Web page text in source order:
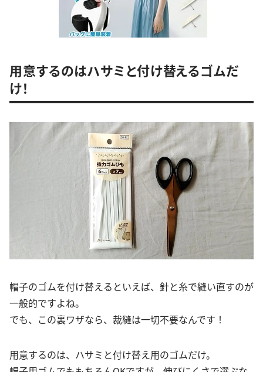
用意するのはハサミと付け替えるゴムだ
け！
帽子のゴムを付け替えるといえば、針と糸で縫い直すのが
一般的ですよね。
でも、この裏ワザなら、裁縫は一切不要なんです！
用意するのは、ハサミと付け替え用のゴムだけ。